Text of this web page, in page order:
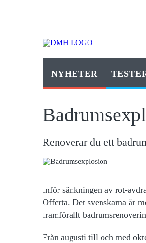
NYHETER
Renoverar du ett
Inför sänkningen av rot-
Offerta. Det svenskarna är
framförallt
Från augusti till och med